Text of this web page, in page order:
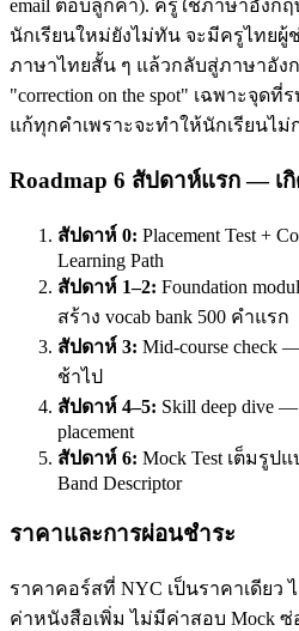
email ตอบลูกค้า). ครูใช้ภาษาอังก
นักเรียนใหม่ยังไม่ทัน จะมีครูไทยผู้
ภาษาไทยสั้น ๆ แล้วกลับสู่ภาษาอังก
"correction on the spot" เฉพาะจุด
แก้ทุกคำเพราะจะทำให้นักเรียนไม่
Roadmap 6 สัปดาห์แรก — เ
สัปดาห์ 0: Placement Test +
Learning Path
สัปดาห์ 1–2: Foundation
สร้าง vocab bank 500 คำแรก
สัปดาห์ 3: Mid-course check
ช้าไป
สัปดาห์ 4–5: Skill deep dive
placement
สัปดาห์ 6: Mock Test เต็มรู
Band Descriptor
ราคาและการผ่อนชำระ
ราคาคอร์สที่ NYC เป็นราคาเดียว
ค่าหนังสือเพิ่ม ไม่มีค่าสอบ Mock ซ่